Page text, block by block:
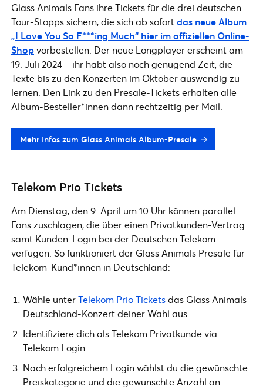
Glass Animals Fans ihre Tickets für die drei deutschen
Tour-Stopps sichern, die sich ab sofortdas neue Album
„I Love You So F***ing Much“ hier im offiziellen Online-
Shopvorbestellen. Der neue Longplayer erscheint am
19. Juli 2024 – ihr habt also noch genügend Zeit, die
Texte bis zu den Konzerten im Oktober auswendig zu
lernen. Den Link zu den Presale-Tickets erhalten alle
Album-Besteller*innen dann rechtzeitig per Mail.
Mehr Infos zum Glass Animals Album-Presale
Telekom Prio Tickets
Am Dienstag, den 9. April um 10 Uhr können parallel
Fans zuschlagen, die über einen Privatkunden-Vertrag
samt Kunden-Login bei der Deutschen Telekom
verfügen. So funktioniert der Glass Animals Presale für
Telekom-Kund*innen in Deutschland:
Wähle unterTelekom Prio Ticketsdas Glass Animals
Deutschland-Konzert deiner Wahl aus.
Identifiziere dich als Telekom Privatkunde via
Telekom Login.
Nach erfolgreichem Login wählst du die gewünschte
Preiskategorie und die gewünschte Anzahl an